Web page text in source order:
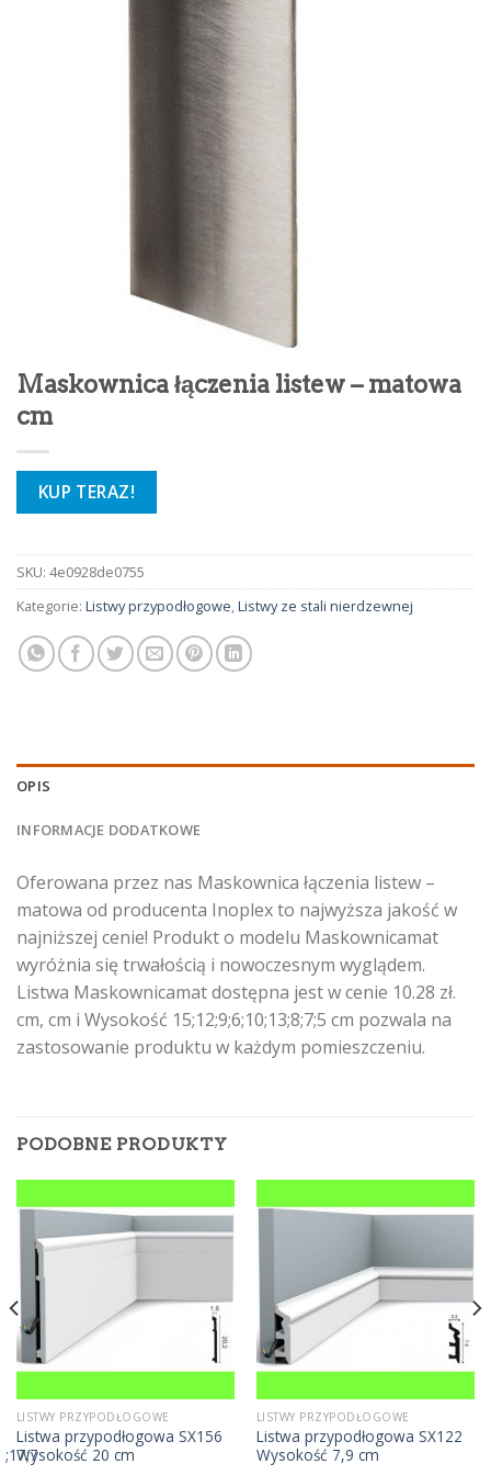
Maskownica łączenia listew – matowa
cm
KUP TERAZ!
SKU: 4e0928de0755
Kategorie: Listwy przypodłogowe,Listwy ze stali nierdzewnej
OPIS
INFORMACJE DODATKOWE
Oferowana przez nas Maskownica łączenia listew –
matowa od producenta Inoplex to najwyższa jakość w
najniższej cenie! Produkt o modelu Maskownicamat
wyróżnia się trwałością i nowoczesnym wyglądem.
Listwa Maskownicamat dostępna jest w cenie 10.28 zł.
cm, cm i Wysokość 15;12;9;6;10;13;8;7;5 cm pozwala na
zastosowanie produktu w każdym pomieszczeniu.
PODOBNE PRODUKTY
LISTWY PRZYPODŁOGOWE
Listwa przypodłogowa SX156
Wysokość 20 cm
LISTWY PRZYPODŁOGOWE
Listwa przypodłogowa SX122
Wysokość 7,9 cm